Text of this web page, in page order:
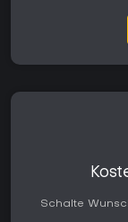
Schalte